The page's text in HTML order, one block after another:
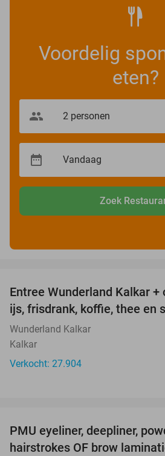
Voordelig
eten?
Zoek
Entree Wunderland Kalkar
ijs, frisdrank, koffie, thee en
Wunderland Kalkar
Kalkar
Verkocht: 27.904
PMU eyeliner, deepliner,
hairstrokes OF brow